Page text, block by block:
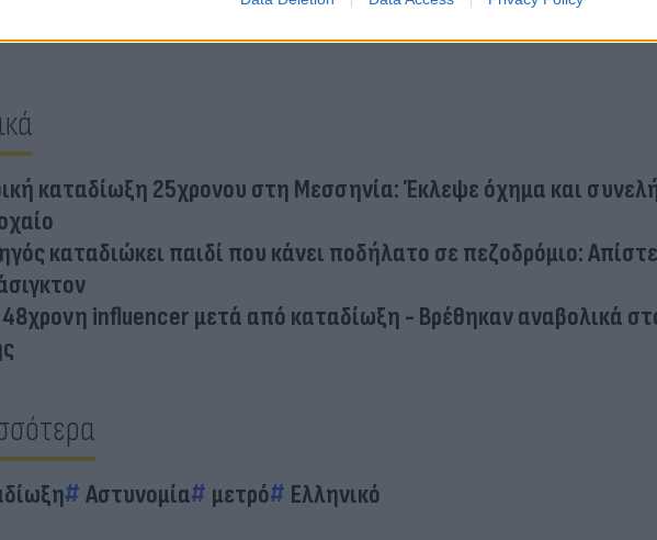
καταδίωξη 25χρονου στη Μεσσηνία: Έκλεψε όχημα και
καταδιώκει παιδί που κάνει ποδήλατο σε πεζοδρόμιο:
48χρονη influencer μετά από καταδίωξη - Βρέθηκαν αναβολικά
Αστυνομία μετρό Ελληνικό